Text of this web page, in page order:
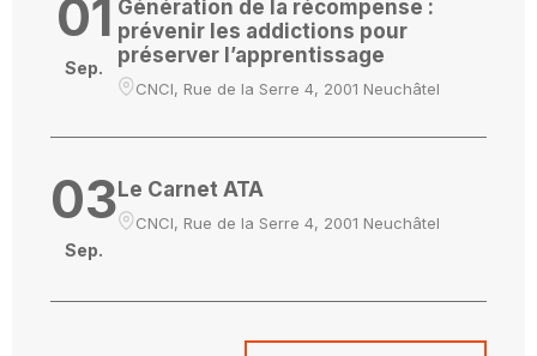
01
Sep.
Génération de la récompense :
prévenir les addictions pour
préserver l’apprentissage
CNCI, Rue de la Serre 4, 2001 Neuchâtel
03
Sep.
Le Carnet ATA
CNCI, Rue de la Serre 4, 2001 Neuchâtel